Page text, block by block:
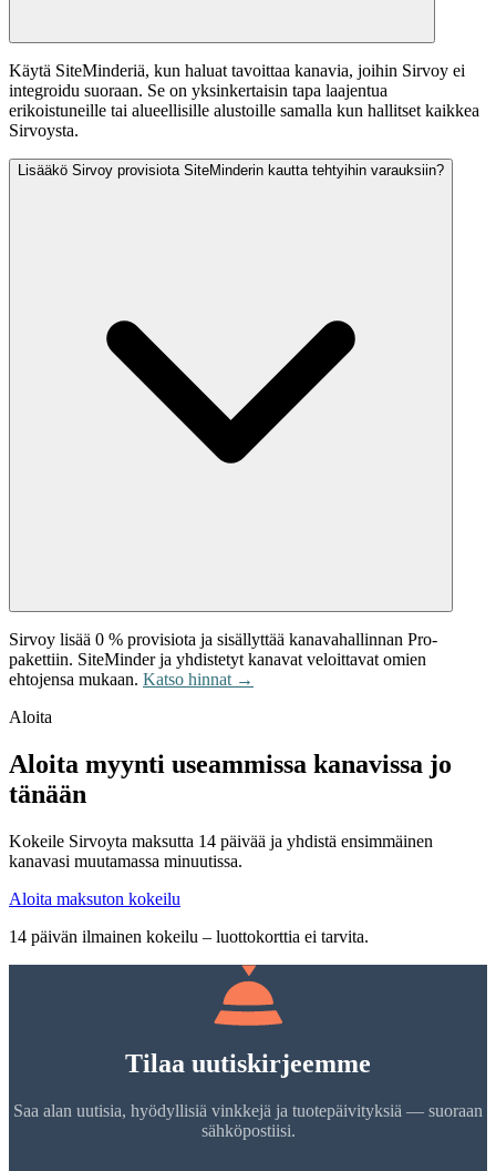
Käytä SiteMinderiä, kun haluat tavoittaa kanavia, joihin Sirvoy ei
integroidu suoraan. Se on yksinkertaisin tapa laajentua
erikoistuneille tai alueellisille alustoille samalla kun hallitset kaikkea
Sirvoysta.
Lisääkö Sirvoy provisiota SiteMinderin kautta tehtyihin varauksiin?
Sirvoy lisää 0 % provisiota ja sisällyttää kanavahallinnan Pro-
pakettiin. SiteMinder ja yhdistetyt kanavat veloittavat omien
ehtojensa mukaan. Katso hinnat →
Aloita
Aloita myynti useammissa kanavissa jo
tänään
Kokeile Sirvoyta maksutta 14 päivää ja yhdistä ensimmäinen
kanavasi muutamassa minuutissa.
Aloita maksuton kokeilu
14 päivän ilmainen kokeilu – luottokorttia ei tarvita.
Tilaa uutiskirjeemme
Saa alan uutisia, hyödyllisiä vinkkejä ja tuotepäivityksiä — suoraan
sähköpostiisi.